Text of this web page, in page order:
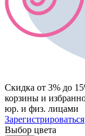
Скидка от 3% до
корзины и
юр. и физ. лицами
Зарегистрироваться
Выбор цвета